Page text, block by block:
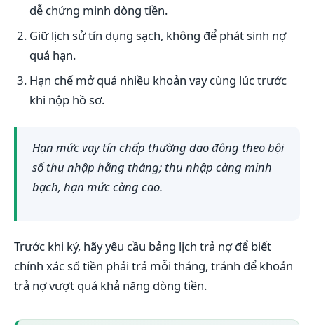
dễ chứng minh dòng tiền.
Giữ lịch sử tín dụng sạch, không để phát sinh nợ
quá hạn.
Hạn chế mở quá nhiều khoản vay cùng lúc trước
khi nộp hồ sơ.
Hạn mức vay tín chấp thường dao động theo bội
số thu nhập hằng tháng; thu nhập càng minh
bạch, hạn mức càng cao.
Trước khi ký, hãy yêu cầu bảng lịch trả nợ để biết
chính xác số tiền phải trả mỗi tháng, tránh để khoản
trả nợ vượt quá khả năng dòng tiền.